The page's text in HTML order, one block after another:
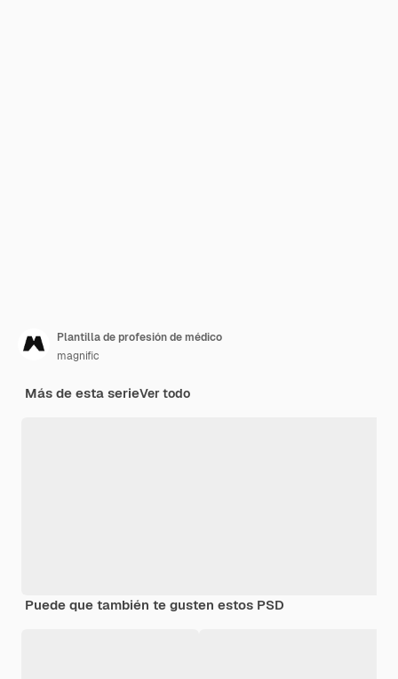
Plantilla de profesión de médico
magnific
Más de esta serieVer todo
Puede que también te gusten estos PSD